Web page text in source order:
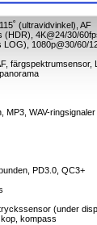
(periskoptelefoto),
(ultravidvinkel), AF
(HDR), 4K@24/30/
1080p@30/60/
färgspektrumsensor,
MP3, WAV-ringsignaler
PD3.0, QC3+
(under
kompass